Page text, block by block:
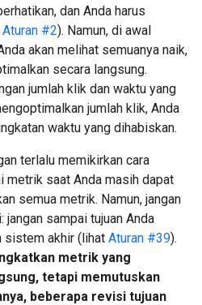
dan Anda harus
Aturan #2). Namun, di awal
akan melihat semuanya naik,
secara langsung.
jumlah klik dan waktu yang
jumlah klik, Anda
waktu yang dihabiskan.
terlalu memikirkan cara
metrik saat Anda masih dapat
semua metrik. Namun, jangan
jangan sampai tujuan Anda
sistem akhir (lihat Aturan #39).
metrik yang
tetapi memutuskan
beberapa revisi tujuan